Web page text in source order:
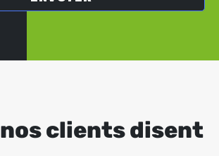
nos clients disent